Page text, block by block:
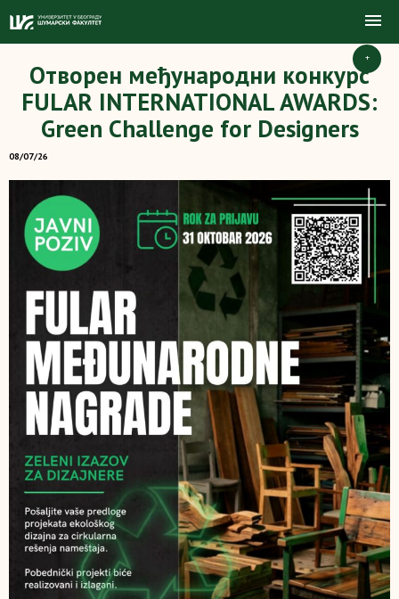
+
Отворен међународни конкурс
FULAR INTERNATIONAL AWARDS:
Green Challenge for Designers
08/07/26